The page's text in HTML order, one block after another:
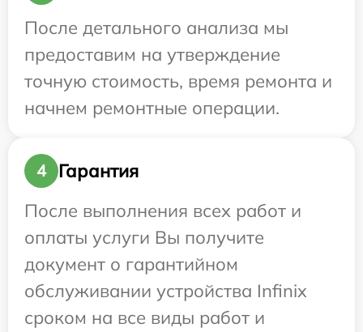
После детального анализа мы
предоставим на утверждение
точную стоимость, время ремонта и
начнем ремонтные операции.
4
Гарантия
После выполнения всех работ и
оплаты услуги Вы получите
документ о гарантийном
обслуживании устройства Infinix
сроком на все виды работ и